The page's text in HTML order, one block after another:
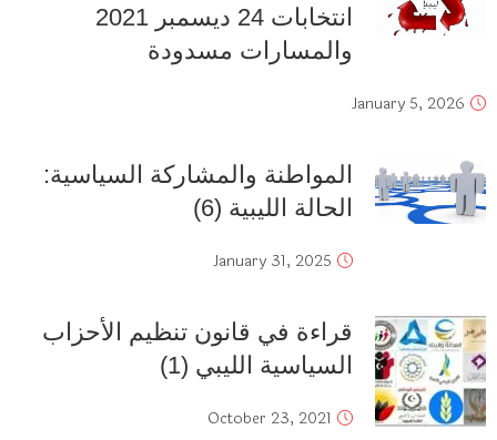
انتخابات 24 ديسمبر 2021
والمسارات مسدودة
January 5, 2026
المواطنة والمشاركة السياسية:
الحالة الليبية (6)
January 31, 2025
قراءة في قانون تنظيم الأحزاب
السياسية الليبي (1)
October 23, 2021